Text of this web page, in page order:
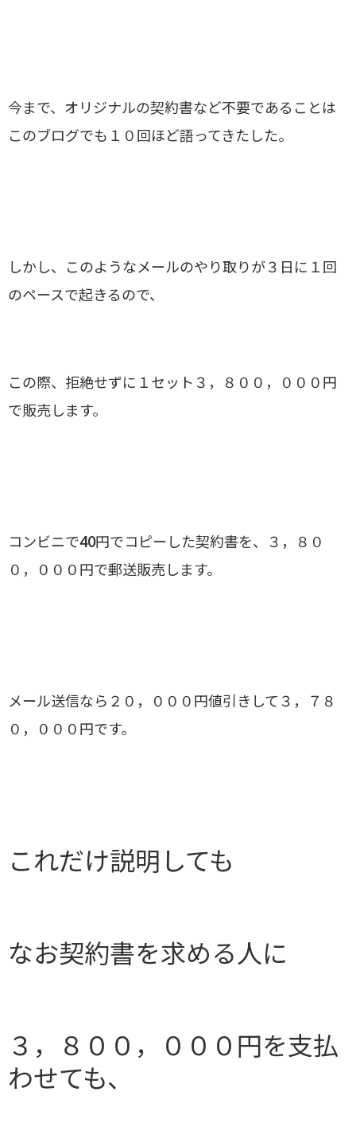
今まで、オリジナルの契約書など不要であることは
このブログでも１０回ほど語ってきたした。
しかし、このようなメールのやり取りが３日に１回
のペースで起きるので、
この際、拒絶せずに１セット３，８００，０００円
で販売します。
コンビニで40円でコピーした契約書を、３，８０
０，０００円で郵送販売します。
メール送信なら２０，０００円値引きして３，７８
０，０００円です。
これだけ説明しても
なお契約書を求める人に
３，８００，０００円を支払
わせても、